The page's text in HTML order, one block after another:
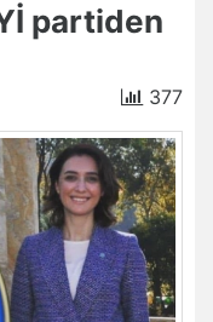
partiden
377